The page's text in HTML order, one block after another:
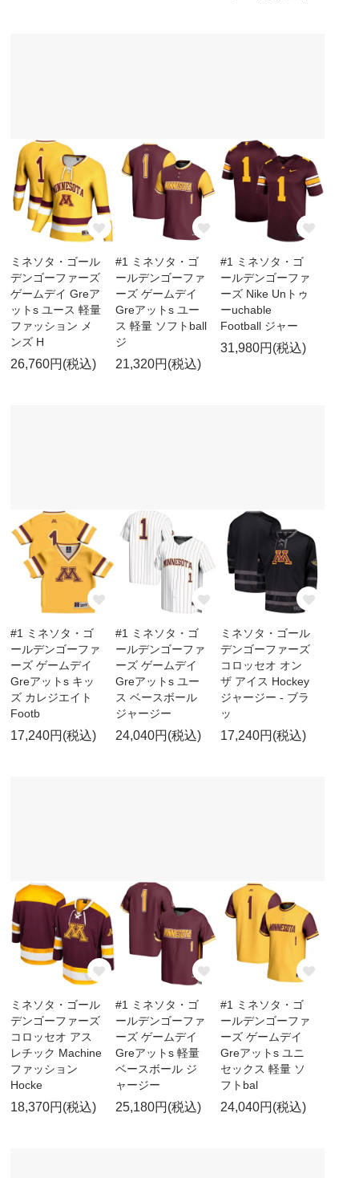
ミネソタ・ゴール
デンゴーファーズ
ゲームデイ Greア
ットs ユース 軽量
ファッション メ
ンズ H
26,760円(税込)
#1 ミネソタ・ゴ
ールデンゴーファ
ーズ ゲームデイ
Greアットs ユー
ス 軽量 ソフトball
ジ
21,320円(税込)
#1 ミネソタ・ゴ
ールデンゴーファ
ーズ Nike Unトゥ
ーuchable
Football ジャー
31,980円(税込)
#1 ミネソタ・ゴ
ールデンゴーファ
ーズ ゲームデイ
Greアットs キッ
ズ カレジエイト
Footb
17,240円(税込)
#1 ミネソタ・ゴ
ールデンゴーファ
ーズ ゲームデイ
Greアットs ユー
ス ベースボール
ジャージー
24,040円(税込)
ミネソタ・ゴール
デンゴーファーズ
コロッセオ オン
ザ アイス Hockey
ジャージー - ブラ
ッ
17,240円(税込)
ミネソタ・ゴール
デンゴーファーズ
コロッセオ アス
レチック Machine
ファッション
Hocke
18,370円(税込)
#1 ミネソタ・ゴ
ールデンゴーファ
ーズ ゲームデイ
Greアットs 軽量
ベースボール ジ
ャージー
25,180円(税込)
#1 ミネソタ・ゴ
ールデンゴーファ
ーズ ゲームデイ
Greアットs ユニ
セックス 軽量 ソ
フトbal
24,040円(税込)